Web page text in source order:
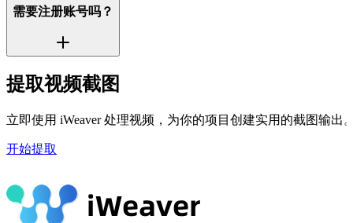
需要注册账号吗？
提取视频截图
立即使用 iWeaver 处理视频，为你的项目创建实用的截图输出
开始提取